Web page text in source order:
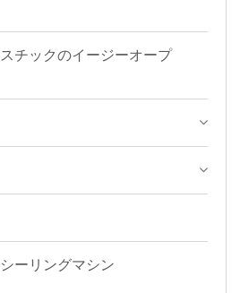
チックのイージーオープ
ーリングマシン